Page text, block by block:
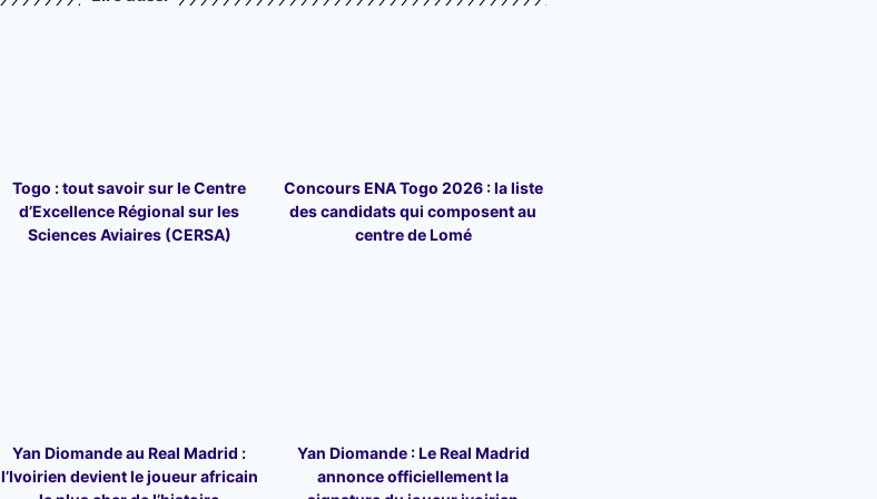
Togo : tout savoir sur le Centre
d’Excellence Régional sur les
Sciences Aviaires (CERSA)
Concours ENA Togo 2026 : la liste
des candidats qui composent au
centre de Lomé
Yan Diomande au Real Madrid :
l’Ivoirien devient le joueur africain
Yan Diomande : Le Real Madrid
annonce officiellement la